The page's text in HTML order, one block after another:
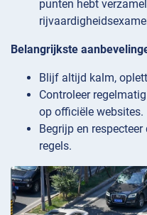
punten hebt
Belangrijkste
Blijf altijd kalm,
Controleer
op officiële websites.
Begrijp en
regels.